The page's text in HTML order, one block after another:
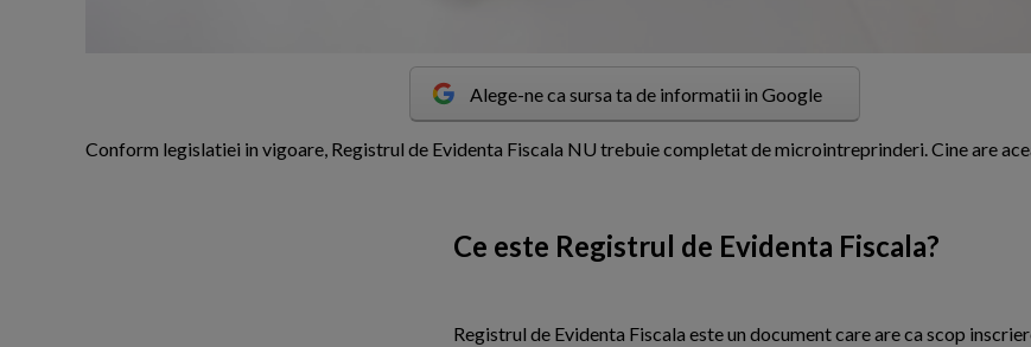
Alege-ne ca sursa ta de informatii in Google
Conform legislatiei in vigoare, Registrul de Evidenta Fiscala NU trebuie completat de microintreprinderi. Cine are
Ce este Registrul de Evidenta Fiscala?
Registrul de Evidenta Fiscala este un document care are ca scop